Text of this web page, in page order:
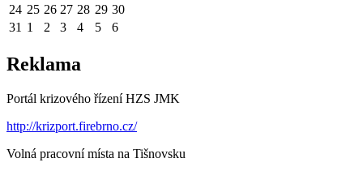
24 25 26 27 28 29 30
31 1 2 3 4 5 6
Reklama
Portál krizového řízení HZS JMK
http://krizport.firebrno.cz/
Volná pracovní místa na Tišnovsku